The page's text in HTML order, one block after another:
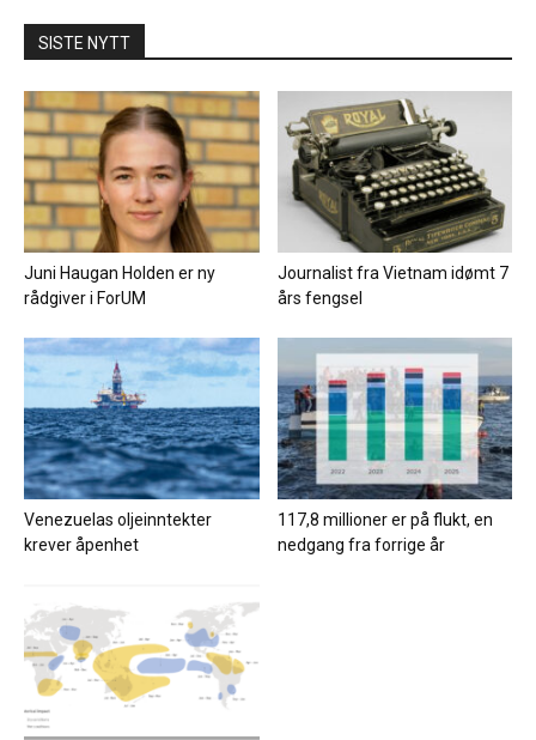
SISTE NYTT
Juni Haugan Holden er ny
rådgiver i ForUM
Journalist fra Vietnam idømt 7
års fengsel
Venezuelas oljeinntekter
krever åpenhet
117,8 millioner er på flukt, en
nedgang fra forrige år